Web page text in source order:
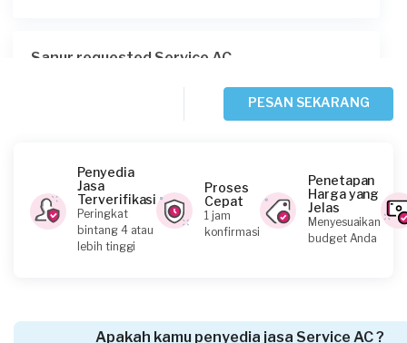
Sanur requested Service AC
Frisma Febrianti requested Service AC
Sekitar satu jam yang lalu
Jakarta Timur, Jakarta
PESAN SEKARANG
Penyedia
Jasa
Terverifikasi
Peringkat
bintang 4 atau
lebih tinggi
Proses
Cepat
1 jam
konfirmasi
Penetapan
Harga yang
Jelas
Menyesuaikan
budget Anda
Apakah kamu penyedia jasa Service AC ?